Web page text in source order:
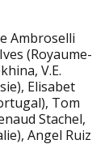
Ambroselli
(Royaume-
V.E.
Elisabet
Tom
Stachel,
Angel Ruiz